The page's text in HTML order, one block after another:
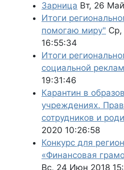
Зарница Вт, 26
Итоги
помогаю миру"
16:55:34
Итоги
социальной
19:31:46
Карантин в
учреждениях.
сотрудников и
2020 10:26:58
Конкурс для
«Финансовая
Вс, 24 Июн 2018